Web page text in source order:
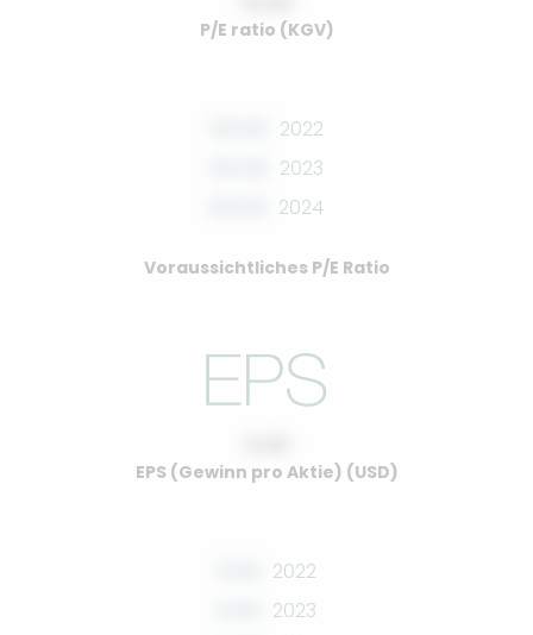
P/E ratio (KGV)
2022
2023
2024
Voraussichtliches P/E Ratio
EPS (Gewinn pro Aktie) (USD)
2022
2023